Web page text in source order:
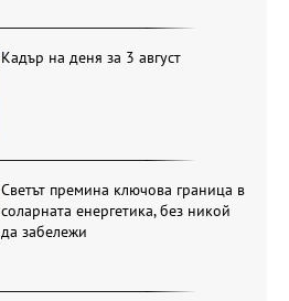
Кадър на деня за 3 август
Светът премина ключова граница в
соларната енергетика, без никой
да забележи